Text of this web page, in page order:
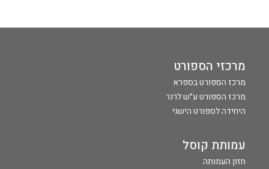
מרכזי הספורט
מרכז הספורט בספרא
מרכז הספורט ע״ש לרנר
היחידה לספורט הישגי
עמותת קוסל
חזון העמותה